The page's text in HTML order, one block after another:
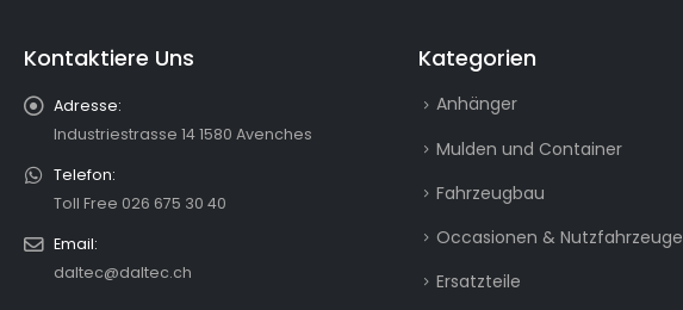
Kontaktiere Uns
Adresse:
Industriestrasse 14 1580 Avenches
Telefon:
Toll Free 026 675 30 40
Email:
daltec@daltec.ch
Kategorien
Anhänger
Mulden und Container
Fahrzeugbau
Occasionen & Nutzfahrzeuge
Ersatzteile